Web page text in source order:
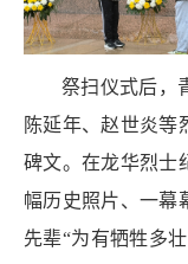
祭扫仪式后，
陈延年、赵世炎等
碑文。在龙华烈士
幅历史照片、一幕
先辈“为有牺牲多